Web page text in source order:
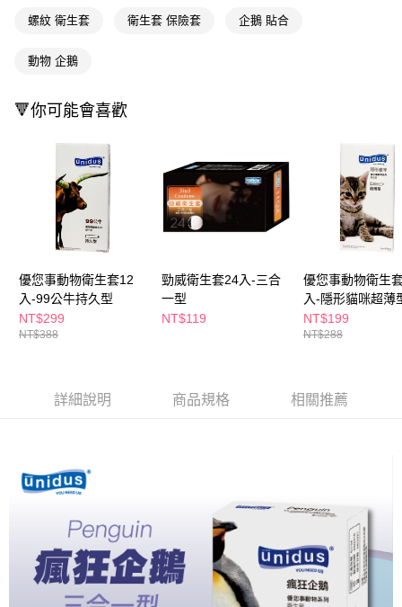
２．便利：只要手機號碼，簡訊認證，即可結帳。
【「AFTEE先享後付」結帳流程】
結帳頁面，進行簡訊認證並確認金額後，即可完成結帳。
２．訂單成立數日內，您將收到繳費通知簡訊。
ATM／網路銀行／等多元方式進行付款，方視為交易完成。
※ 請注意：結帳手續完成當下不需立刻繳費，但若您需要取消訂單，請聯絡
購買商品的店家。未經商家同意取消之訂單仍視為有效，需透過AFTEE先享
後付繳納相關費用。
※ 交易是否成功請以「AFTEE先享後付 」之結帳頁面顯示為準，若有關於
是否繳費成功／繳費後需取消欲退款等相關疑問，請聯繫「AFTEE先享後付
客戶支援中心」https://netprotections.freshdesk.com/support/home
【注意事項】
１．透過由恩沛科技股份有限公司提供之「AFTEE先享後付」服務完成之交
易，需依本服務之必要範圍內提供個人資料，並將交易相關給付款項請求債
權轉讓予恩沛科技股份有限公司。
「AFTEE先享後付」，若未經同意申辦者引起之損失，本公司不負相關責
５．嚴禁一人註冊多個帳號或使用他人資訊註冊。若發現惡意使用之情形，
恩沛科技股份有限公司將有權停止該用戶之使用額度並採取法律行動。
運送方式
每筆NT$65，滿NT$390(含以上)免運費
付款後全家取貨
萊爾富取貨付款
每筆NT$65，滿NT$490(含以上)免運費
付款後萊爾富取貨
每筆NT$65，滿NT$490(含以上)免運費
7-11取貨付款
每筆NT$65，滿NT$490(含以上)免運費
付款後7-11取貨
宅配(本島)
每筆NT$80，滿NT$290(含以上)免運費
螺紋 衛生套 衛生套 保險套 企鵝 貼合
動物 企鵝
🔻你可能會喜歡
優您事動物衛生套12
入-99公牛持久型
NT$299
NT$388
勁威衛生套24入-三合
一型
NT$119
優您事動物衛生
入-隱形貓咪超薄
NT$199
NT$288
詳細說明 商品規格 相關推薦